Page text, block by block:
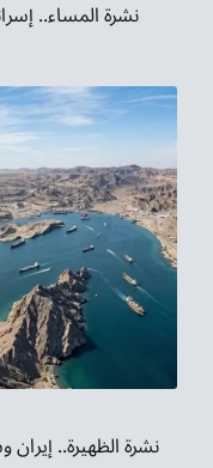
نشرة المساء..
نشرة الظهيرة..